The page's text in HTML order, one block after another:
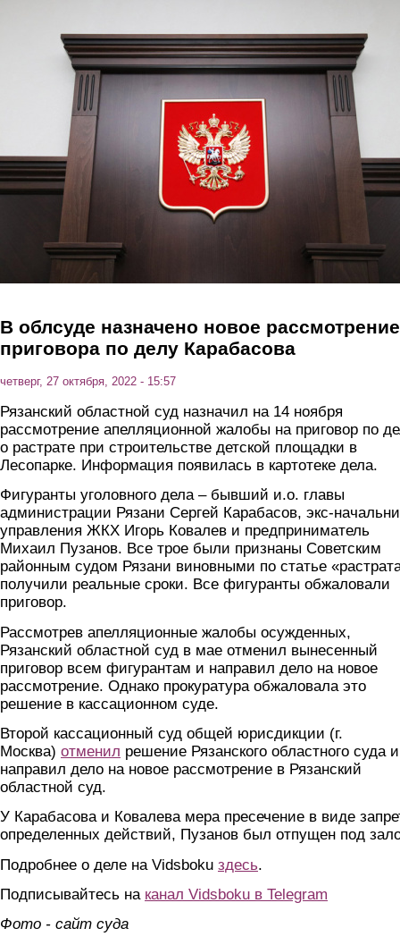
В облсуде назначено новое рассмотрение
приговора по делу Карабасова
четверг, 27 октября, 2022 - 15:57
Рязанский областной суд назначил на 14 ноября
рассмотрение апелляционной жалобы на приговор по
о растрате при строительстве детской площадки в
Лесопарке. Информация появилась в картотеке дела.
Фигуранты уголовного дела – бывший и.о. главы
администрации Рязани Сергей Карабасов, экс-
управления ЖКХ Игорь Ковалев и предприниматель
Михаил Пузанов. Все трое были признаны Советским
районным судом Рязани виновными по статье
получили реальные сроки. Все фигуранты обжаловали
приговор.
Рассмотрев апелляционные жалобы осужденных,
Рязанский областной суд в мае отменил вынесенный
приговор всем фигурантам и направил дело на новое
рассмотрение. Однако прокуратура обжаловала это
решение в кассационном суде.
Второй кассационный суд общей юрисдикции (г.
Москва) отменил решение Рязанского областного суда и
направил дело на новое рассмотрение в Рязанский
областной суд.
У Карабасова и Ковалева мера пресечение в виде
определенных действий, Пузанов был отпущен под
Подробнее о деле на Vidsboku здесь.
Подписывайтесь на канал Vidsboku в Telegram
Фото - сайт суда